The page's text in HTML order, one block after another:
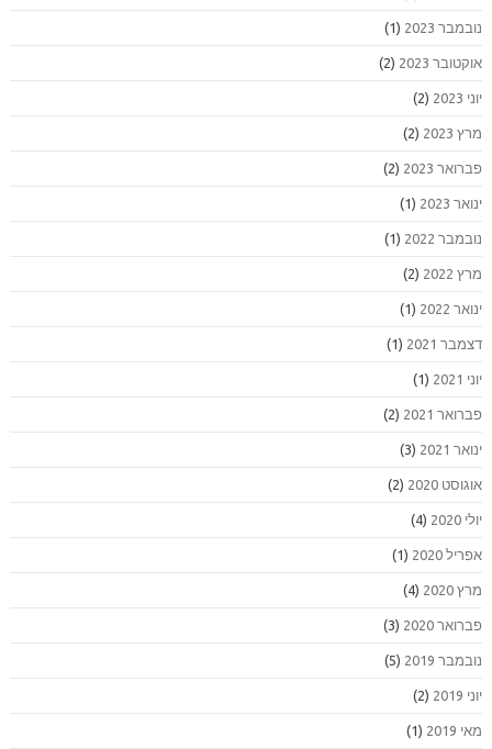
נובמבר 2023 (1)
אוקטובר 2023 (2)
יוני 2023 (2)
מרץ 2023 (2)
פברואר 2023 (2)
ינואר 2023 (1)
נובמבר 2022 (1)
מרץ 2022 (2)
ינואר 2022 (1)
דצמבר 2021 (1)
יוני 2021 (1)
פברואר 2021 (2)
ינואר 2021 (3)
אוגוסט 2020 (2)
יולי 2020 (4)
אפריל 2020 (1)
מרץ 2020 (4)
פברואר 2020 (3)
נובמבר 2019 (5)
יוני 2019 (2)
מאי 2019 (1)